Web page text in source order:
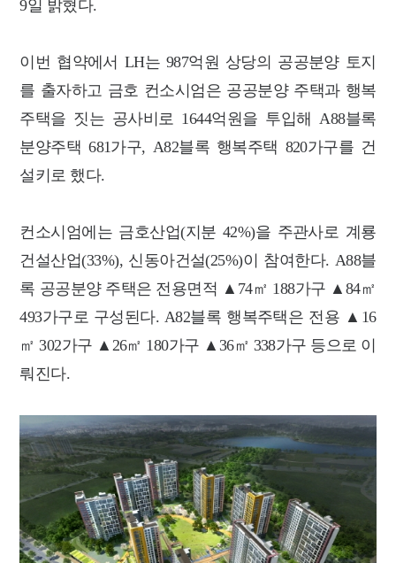
9일 밝혔다.
이번 협약에서 LH는 987억원 상당의 공공분양 토지
를 출자하고 금호 컨소시엄은 공공분양 주택과 행복
주택을 짓는 공사비로 1644억원을 투입해 A88블록
분양주택 681가구, A82블록 행복주택 820가구를 건
설키로 했다.
컨소시엄에는 금호산업(지분 42%)을 주관사로 계룡
건설산업(33%), 신동아건설(25%)이 참여한다. A88블
록 공공분양 주택은 전용면적 ▲74㎡ 188가구 ▲84㎡
493가구로 구성된다. A82블록 행복주택은 전용 ▲16
㎡ 302가구 ▲26㎡ 180가구 ▲36㎡ 338가구 등으로 이
뤄진다.